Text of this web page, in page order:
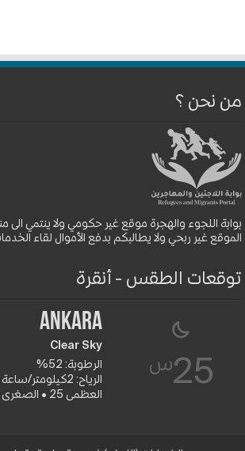
من نحن ؟
الموقع غير ربحي ولا يطالبكم بدفع الأموال لقاء
توقعات الطقس - أنقرة
25س
Ankara
Clear Sky
الرطوبة: 52%
الرياح: 2كيلومتر/ساعة ش
العظمى 25 • الصغرى 21